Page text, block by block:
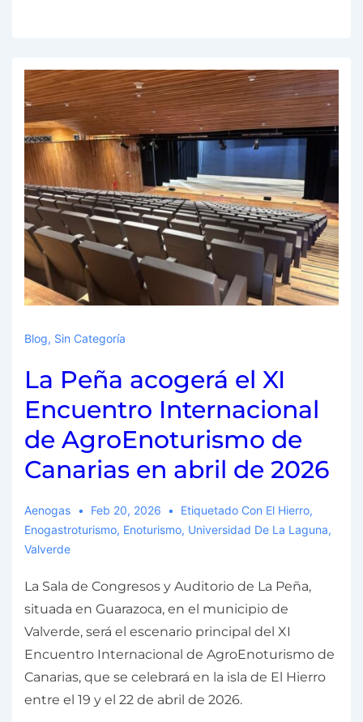
Blog, Sin Categoría
La Peña acogerá el XI
Encuentro Internacional
de AgroEnoturismo de
Canarias en abril de 2026
Aenogas Feb 20, 2026 Etiquetado Con El Hierro,
Enogastroturismo, Enoturismo, Universidad De La Laguna,
Valverde
La Sala de Congresos y Auditorio de La Peña,
situada en Guarazoca, en el municipio de
Valverde, será el escenario principal del XI
Encuentro Internacional de AgroEnoturismo de
Canarias, que se celebrará en la isla de El Hierro
entre el 19 y el 22 de abril de 2026.